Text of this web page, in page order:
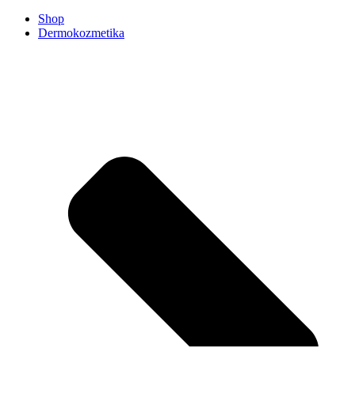
Shop
Dermokozmetika